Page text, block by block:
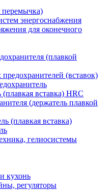
перемычка)
энергоснабжения
для оконечного
(плавкой
(вставок)
вставка) HRC
(держатель плавкой
(плавкая вставка)
гелиосистемы
кухонь
регуляторы